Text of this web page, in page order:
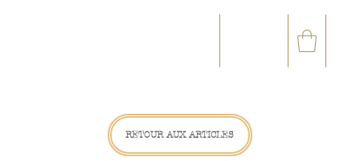
RETOUR AUX ARTICLES